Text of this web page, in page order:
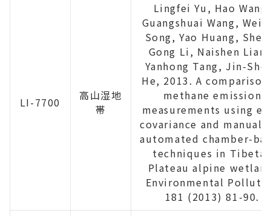
LI-7700
高山湿地
帯
Lingfei Yu, Hao Wang,
Guangshuai Wang,
Song, Yao Huang,
Gong Li, Naishen
Yanhong Tang, Jin-
He, 2013. A
methane emission
measurements using
covariance and manual
automated chamber-
techniques in
Plateau alpine
Environmental
181 (2013) 81-90.